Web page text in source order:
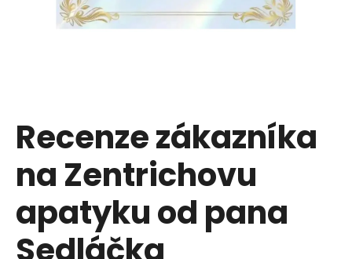
Recenze zákazníka
na Zentrichovu
apatyku od pana
Sedláčka
í
t
?